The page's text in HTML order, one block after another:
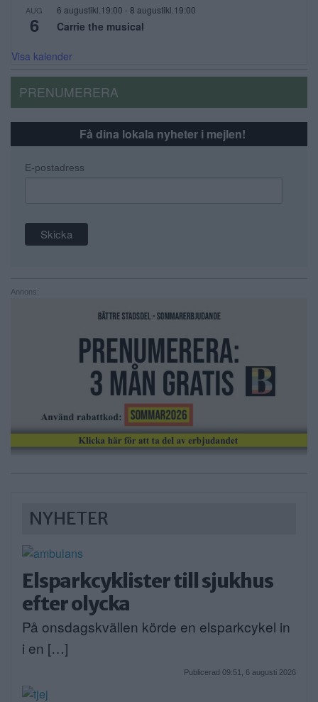
AUG
6
6 augustikl.19:00 - 8 augustikl.19:00
Carrie the musical
Visa kalender
PRENUMERERA
Få dina lokala nyheter i mejlen!
E-postadress
Annons:
NYHETER
Elsparkcyklister till sjukhus
efter olycka
På onsdagskvällen körde en elsparkcykel in
i en […]
Publicerad 09:51, 6 augusti 2026